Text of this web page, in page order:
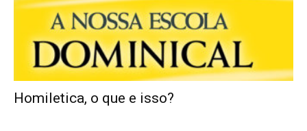
Homiletica, o que e isso?